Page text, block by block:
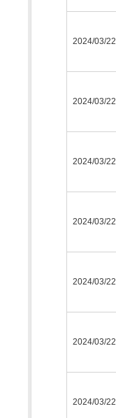
2024/03/22
2024/03/22
2024/03/22
2024/03/22
2024/03/22
2024/03/22
2024/03/22